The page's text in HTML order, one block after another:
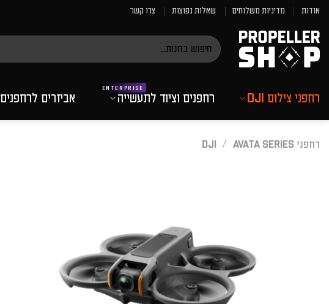
Skip
content
אודות מדיניות משלוחים שאלות נפוצות צרו קשר
חיפוש
עבור:
רחפני צילום DJI רחפנים וציוד לתעשייה אביזרים לרחפנים
רחפני DJI / AVATA SERIES